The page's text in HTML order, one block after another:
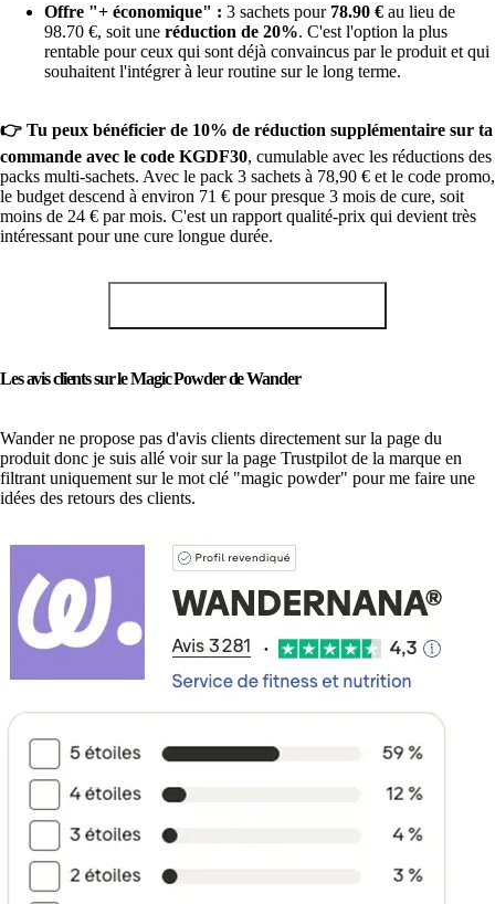
Offre "+ économique" : 3 sachets pour 78.90 € au lieu de
98.70 €, soit une réduction de 20%. C'est l'option la plus
rentable pour ceux qui sont déjà convaincus par le produit et qui
souhaitent l'intégrer à leur routine sur le long terme.
👉 Tu peux bénéficier de 10% de réduction supplémentaire sur ta
commande avec le code KGDF30, cumulable avec les réductions des
packs multi-sachets. Avec le pack 3 sachets à 78,90 € et le code promo,
le budget descend à environ 71 € pour presque 3 mois de cure, soit
moins de 24 € par mois. C'est un rapport qualité-prix qui devient très
intéressant pour une cure longue durée.
Les avis clients sur le Magic Powder de Wander
Wander ne propose pas d'avis clients directement sur la page du
produit donc je suis allé voir sur la page Trustpilot de la marque en
filtrant uniquement sur le mot clé "magic powder" pour me faire une
idées des retours des clients.